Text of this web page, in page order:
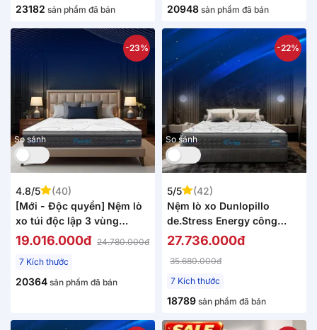
23182 sản phẩm đã bán 20948 sản phẩm đã bán
So sánh
-23%
4.8/5
(40)
[Mới - Độc quyền] Nệm lò
xo túi độc lập 3 vùng
Dunlopillo de.Stress
19.016.000đ 24.780.000đ
7 Kích thước
20364 sản phẩm đã bán
So sánh
-22%
5/5
(42)
Nệm lò xo Dunlopillo
de.Stress Energy công
nghệ cách ly chuyển động
27.736.000đ
35.680.000đ
7 Kích thước
18789 sản phẩm đã bán